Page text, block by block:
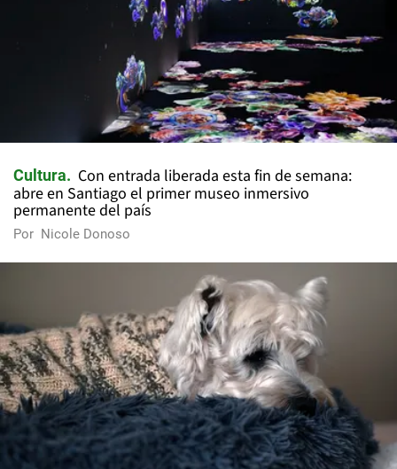
Cultura
Con entrada liberada esta fin de semana:
abre en Santiago el primer museo inmersivo
permanente del país
Por Nicole Donoso